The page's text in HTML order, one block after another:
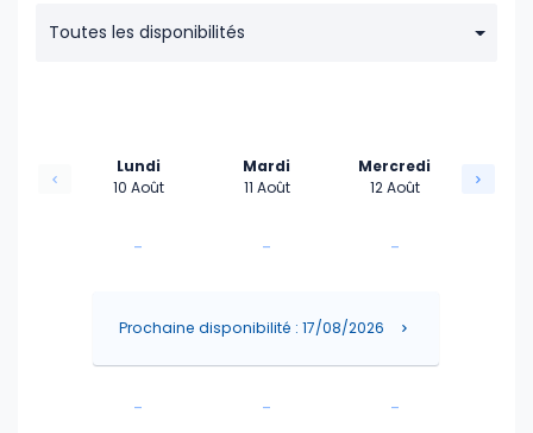
Toutes les disponibilités
Lundi
10 Août
-
-
Mardi
11 Août
-
-
Mercredi
12 Août
-
-
Prochaine disponibilité : 17/08/2026